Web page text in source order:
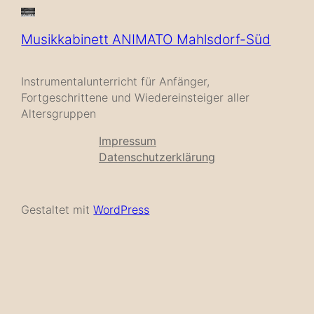
Musikkabinett ANIMATO Mahlsdorf-Süd
Instrumentalunterricht für Anfänger,
Fortgeschrittene und Wiedereinsteiger aller
Altersgruppen
Impressum
Datenschutzerklärung
Gestaltet mitWordPress